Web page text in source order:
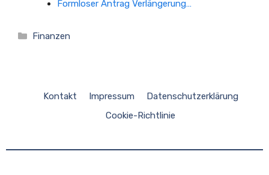
Formloser Antrag Verlängerung…
Kategorien
Finanzen
Kontakt Impressum
Datenschutzerklärung
Cookie-Richtlinie